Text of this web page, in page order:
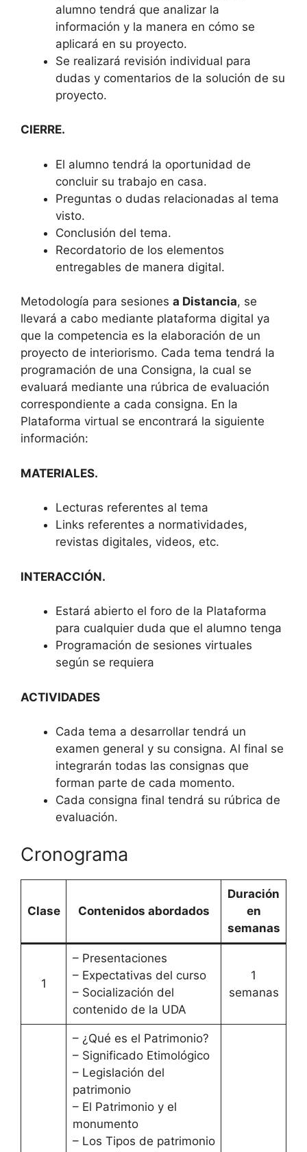
alumno tendrá que analizar la
información y la manera en cómo se
aplicará en su proyecto.
Se realizará revisión individual para
dudas y comentarios de la solución de su
proyecto.
CIERRE.
El alumno tendrá la oportunidad de
concluir su trabajo en casa.
Preguntas o dudas relacionadas al tema
visto.
Conclusión del tema.
Recordatorio de los elementos
entregables de manera digital.
Metodología para sesiones a Distancia, se
llevará a cabo mediante plataforma digital ya
que la competencia es la elaboración de un
proyecto de interiorismo. Cada tema tendrá la
programación de una Consigna, la cual se
evaluará mediante una rúbrica de evaluación
correspondiente a cada consigna. En la
Plataforma virtual se encontrará la siguiente
información:
MATERIALES.
Lecturas referentes al tema
Links referentes a normatividades,
revistas digitales, videos, etc.
INTERACCIÓN.
Estará abierto el foro de la Plataforma
para cualquier duda que el alumno tenga
Programación de sesiones virtuales
según se requiera
ACTIVIDADES
Cada tema a desarrollar tendrá un
examen general y su consigna. Al final se
integrarán todas las consignas que
forman parte de cada momento.
Cada consigna final tendrá su rúbrica de
evaluación.
Cronograma
Clase Contenidos abordados
Duración
en
semanas
1
– Presentaciones
– Expectativas del curso
– Socialización del
contenido de la UDA
1
semanas
– ¿Qué es el Patrimonio?
– Significado Etimológico
– Legislación del
patrimonio
– El Patrimonio y el
monumento
– Los Tipos de patrimonio